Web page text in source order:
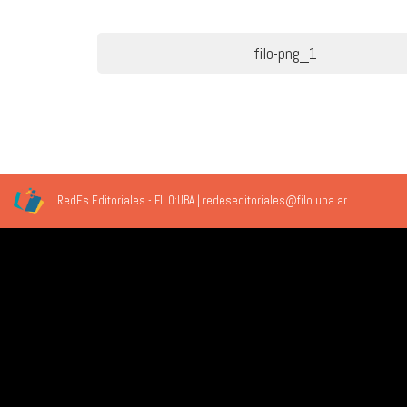
Navegación
filo-png_1
RedEs Editoriales - FILO:UBA | redeseditoriales@filo.uba.ar